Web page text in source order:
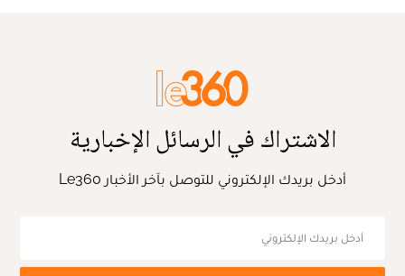
الاشتراك في الرسائل الإخبارية
أدخل بريدك الإلكتروني للتوصل بآخر الأخبار Le360